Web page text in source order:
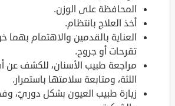
المحافظة على الوزن.
أخذ العلاج بانتظام.
العناية بالقدمين والاهتمام
تقرحات أو جروح.
مراجعة طبيب الأسنان، للكشف
اللثة، ومتابعة سلامتها باستمرار.
زيارة طبيب العيون بشكل دوريّ،